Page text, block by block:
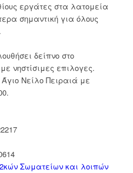
εργάτες στα λατομεία
σημαντική για όλους
δείπνο στο
νηστίσιμες επιλογες.
Νείλο Πειραιά με
Σωματείων και λοιπών